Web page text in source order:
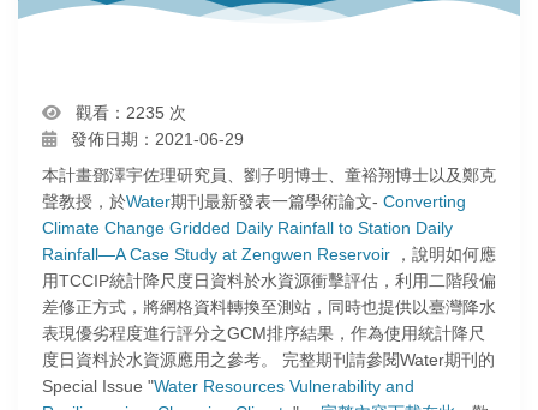
觀看：2235 次
發佈日期：2021-06-29
本計畫鄧澤宇佐理研究員、劉子明博士、童裕翔博士以及鄭克
聲教授，於Water期刊最新發表一篇學術論文- Converting
Climate Change Gridded Daily Rainfall to Station Daily
Rainfall—A Case Study at Zengwen Reservoir，說明如何應
用TCCIP統計降尺度日資料於水資源衝擊評估，利用二階段偏
差修正方式，將網格資料轉換至測站，同時也提供以臺灣降水
表現優劣程度進行評分之GCM排序結果，作為使用統計降尺
度日資料於水資源應用之參考。 完整期刊請參閱Water期刊的
Special Issue "Water Resources Vulnerability and